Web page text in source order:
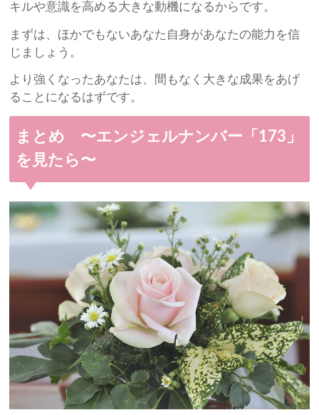
キルや意識を高める大きな動機になるからです。
まずは、ほかでもないあなた自身があなたの能力を信
じましょう。
より強くなったあなたは、間もなく大きな成果をあげ
ることになるはずです。
まとめ 〜エンジェルナンバー「173」
を見たら〜